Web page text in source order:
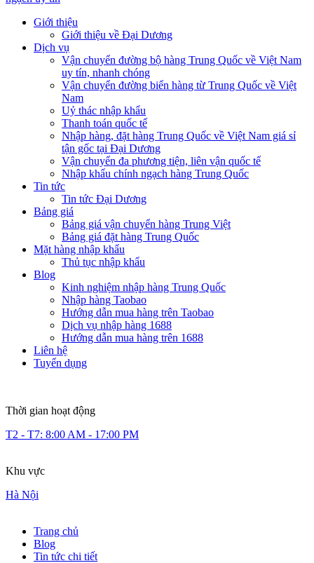
Giới thiệu
Giới thiệu về Đại Dương
Dịch vụ
Vận chuyển đường bộ hàng Trung Quốc về Việt Nam
uy tín, nhanh chóng
Vận chuyển đường biển hàng từ Trung Quốc về Việt
Nam
Uỷ thác nhập khẩu
Thanh toán quốc tế
Nhập hàng, đặt hàng Trung Quốc về Việt Nam giá sỉ
tận gốc tại Đại Dương
Vận chuyển đa phương tiện, liên vận quốc tế
Nhập khẩu chính ngạch hàng Trung Quốc
Tin tức
Tin tức Đại Dương
Bảng giá
Bảng giá vận chuyển hàng Trung Việt
Bảng giá đặt hàng Trung Quốc
Mặt hàng nhập khẩu
Thủ tục nhập khẩu
Blog
Kinh nghiệm nhập hàng Trung Quốc
Nhập hàng Taobao
Hướng dẫn mua hàng trên Taobao
Dịch vụ nhập hàng 1688
Hướng dẫn mua hàng trên 1688
Liên hệ
Tuyển dụng
Thời gian hoạt động
T2 - T7: 8:00 AM - 17:00 PM
Khu vực
Hà Nội
Trang chủ
Blog
Tin tức chi tiết